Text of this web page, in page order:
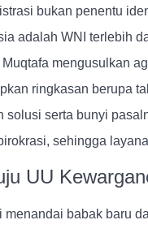
bukan penentu
adalah WNI terlebih
Muqtafa mengusulkan
ringkasan berupa
solusi serta bunyi
sehingga
UU
menandai babak baru